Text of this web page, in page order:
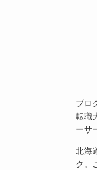
ブロ
転職
ーサ
北海
ク。